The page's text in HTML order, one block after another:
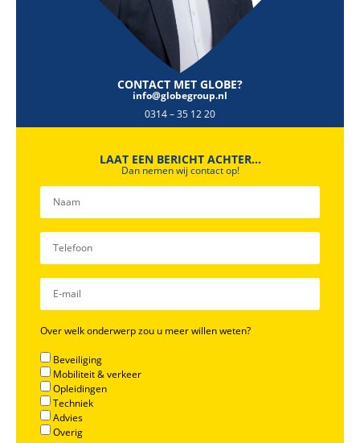
CONTACT MET GLOBE?
info@globegroup.nl
0314 – 35 12 20
LAAT EEN BERICHT ACHTER...
Dan nemen wij contact op!
Over welk onderwerp zou u meer willen weten?
Beveiliging
Mobiliteit & verkeer
Opleidingen
Techniek
Advies
Overig